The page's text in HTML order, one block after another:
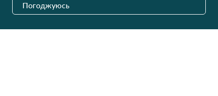
Україна, Луцьк, 43000
Погоджуюсь